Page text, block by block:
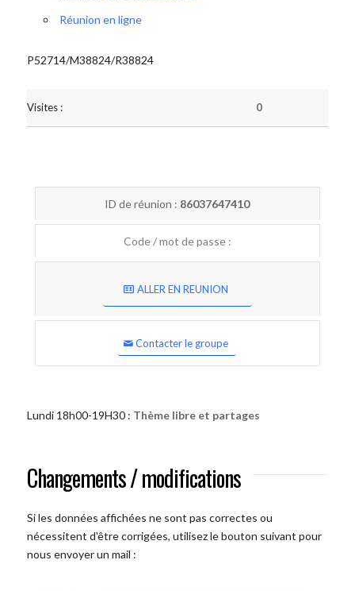
Réunion en ligne
P52714/M38824/R38824
Visites : 0
ID de réunion : 86037647410
Code / mot de passe :
ALLER EN REUNION
Contacter le groupe
Lundi 18h00-19H30 : Thème libre et partages
Changements / modifications
Si les données affichées ne sont pas correctes ou
nécessitent d'être corrigées, utilisez le bouton suivant pour
nous envoyer un mail :